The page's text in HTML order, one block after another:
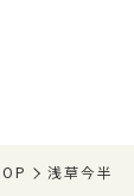
浅草今半